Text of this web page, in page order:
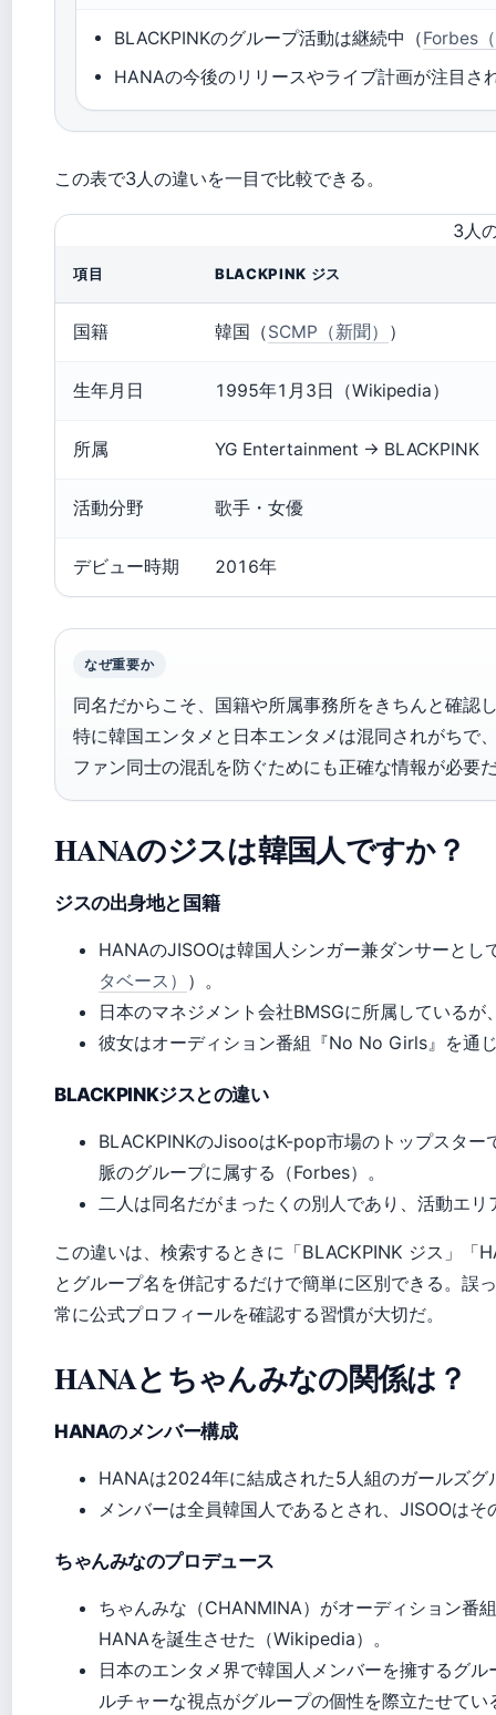
BLACKPINKのグループ活動は継続中（Forbes
HANAの今後のリリースやライブ計画が注目さ
この表で3人の違いを一目で比較できる。
3人
項目 BLACKPINK ジス
国籍 韓国（SCMP（新聞） ）
生年月日 1995年1月3日（Wikipedia）
所属 YG Entertainment → BLACKPINK
活動分野 歌手・女優
デビュー時期 2016年
なぜ重要か
同名だからこそ、国籍や所属事務所をきちんと確認
特に韓国エンタメと日本エンタメは混同されがちで
ファン同士の混乱を防ぐためにも正確な情報が必要
HANAのジスは韓国人ですか？
ジスの出身地と国籍
HANAのJISOOは韓国人シンガー兼ダンサーとし
タベース） ）。
日本のマネジメント会社BMSGに所属している
彼女はオーディション番組『No No Girls』を通
BLACKPINKジスとの違い
BLACKPINKのJisooはK-pop市場のトップスタ
脈のグループに属する（Forbes）。
二人は同名だがまったくの別人であり、活動エリ
この違いは、検索するときに「BLACKPINK ジス」「
とグループ名を併記するだけで簡単に区別できる。誤
常に公式プロフィールを確認する習慣が大切だ。
HANAとちゃんみなの関係は？
HANAのメンバー構成
HANAは2024年に結成された5人組のガールズ
メンバーは全員韓国人であるとされ、JISOOは
ちゃんみなのプロデュース
ちゃんみな（CHANMINA）がオーディション番
HANAを誕生させた（Wikipedia）。
日本のエンタメ界で韓国人メンバーを擁するグ
ルチャーな視点がグループの個性を際立たせてい